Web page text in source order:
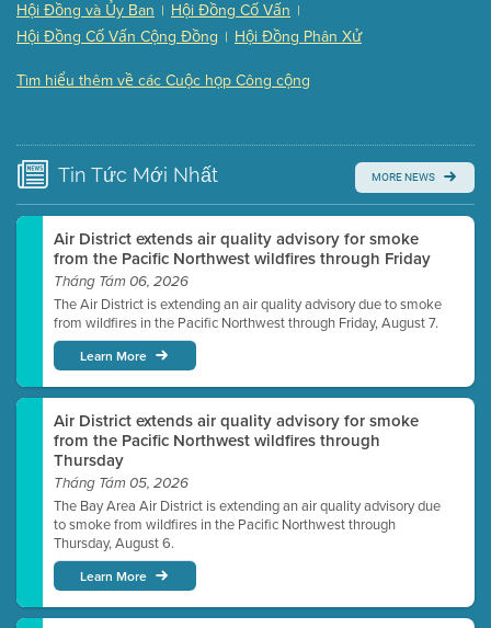
Presentation (Part 3 of 3) (168 Kb PDF , 3 pgs )
Meeting Details
Submit a comment
time.
Watch for real-time closed captioning with agenda
Learn more
Hội Đồng và Ủy Ban | Hội Đồng Cố Vấn |
Hội Đồng Cố Vấn Cộng Đồng | Hội Đồng Phân Xử
Tìm hiểu thêm về các Cuộc họp Công cộng
Tin Tức Mới Nhất MORE NEWS
Air District extends air quality advisory for smoke
from the Pacific Northwest wildfires through Friday
Tháng Tám 06, 2026
The Air District is extending an air quality advisory due to smoke
from wildfires in the Pacific Northwest through Friday, August 7.
Learn More
Air District extends air quality advisory for smoke
from the Pacific Northwest wildfires through
Thursday
Tháng Tám 05, 2026
The Bay Area Air District is extending an air quality advisory due
to smoke from wildfires in the Pacific Northwest through
Thursday, August 6.
Learn More